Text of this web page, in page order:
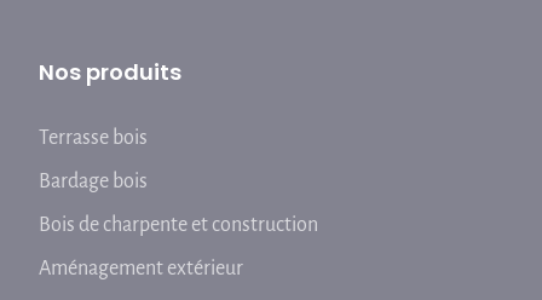
Nos produits
Terrasse bois
Bardage bois
Bois de charpente et construction
Aménagement extérieur